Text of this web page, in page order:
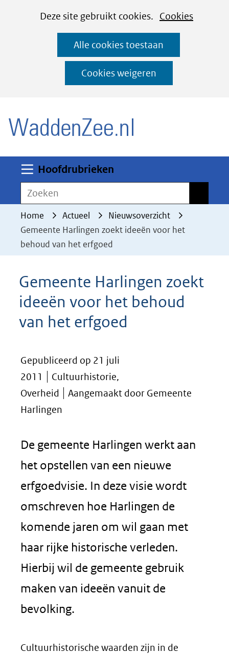
CookiesDeze site gebruikt cookies. Cookies
deze
worden
toegestaan
geweigerd.
Alle cookies toestaan
Cookies weigeren
Ga
naar
de
inhoud
Hoofdrubrieken
Zoeken
Home Actueel
Nieuwsoverzicht
Gemeente Harlingen zoekt ideeën voor het
behoud van het erfgoed
Gemeente Harlingen zoekt
ideeën voor het behoud
van het erfgoed
Gepubliceerd op 21 juli
2011
Cultuurhistorie,
Overheid
Aangemaakt door Gemeente
Harlingen
De gemeente Harlingen werkt aan
het opstellen van een nieuwe
erfgoedvisie. In deze visie wordt
omschreven hoe Harlingen de
komende jaren om wil gaan met
haar rijke historische verleden.
Hierbij wil de gemeente gebruik
maken van ideeën vanuit de
bevolking.
Cultuurhistorische waarden zijn in de